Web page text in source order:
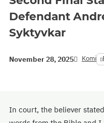
Defendant
Syktyvkar
November 28, 2025 Komi
In court, the believer